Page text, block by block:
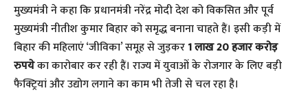
​मुख्यमंत्री ने कहा कि प्रधानमंत्री नरेंद्र मोदी देश को विकसित और पूर्व
मुख्यमंत्री नीतीश कुमार बिहार को समृद्ध बनाना चाहते हैं। इसी कड़ी में
बिहार की महिलाएं ‘जीविका’ समूह से जुड़कर1 लाख 20 हजार करोड़
रुपयेका कारोबार कर रही हैं। राज्य में युवाओं के रोजगार के लिए बड़ी
फैक्ट्रियां और उद्योग लगाने का काम भी तेजी से चल रहा है।